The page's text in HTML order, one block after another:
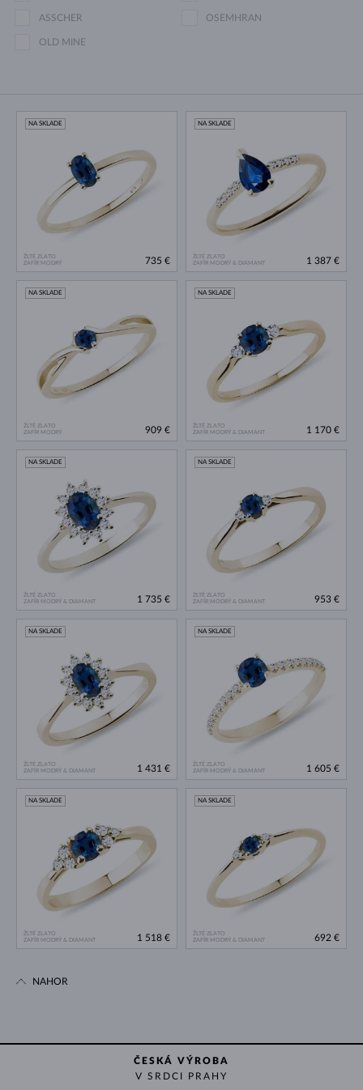
ASSCHER OSEMHRAN
OLD MINE
ŽLTÉ ZLATO
ZAFÍR MODRÝ
NA SKLADE
735 €
ŽLTÉ ZLATO
ZAFÍR MODRÝ & DIAMANT
NA SKLADE
1 387 €
ŽLTÉ ZLATO
ZAFÍR MODRÝ
NA SKLADE
909 €
ŽLTÉ ZLATO
ZAFÍR MODRÝ & DIAMANT
NA SKLADE
1 170 €
ŽLTÉ ZLATO
ZAFÍR MODRÝ & DIAMANT
NA SKLADE
1 735 €
ŽLTÉ ZLATO
ZAFÍR MODRÝ & DIAMANT
NA SKLADE
953 €
ŽLTÉ ZLATO
ZAFÍR MODRÝ & DIAMANT
NA SKLADE
1 431 €
ŽLTÉ ZLATO
ZAFÍR MODRÝ & DIAMANT
NA SKLADE
1 605 €
ŽLTÉ ZLATO
ZAFÍR MODRÝ & DIAMANT
NA SKLADE
1 518 €
ŽLTÉ ZLATO
ZAFÍR MODRÝ & DIAMANT
NA SKLADE
692 €
NAHOR
ČESKÁ VÝROBA
V SRDCI PRAHY